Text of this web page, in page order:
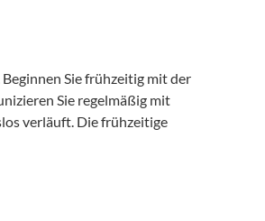
Sie frühzeitig mit der
Sie regelmäßig mit
verläuft. Die frühzeitige